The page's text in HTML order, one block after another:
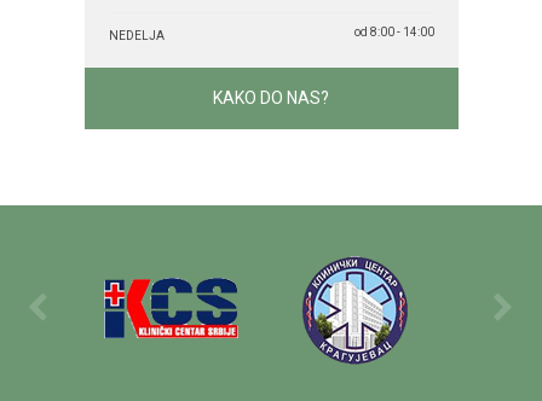
NEDELJA od 8:00 - 14:00
KAKO DO NAS?